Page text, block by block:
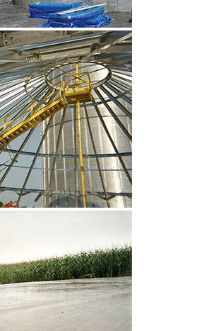
POUR AGRANDIR
POUR AGRANDIR